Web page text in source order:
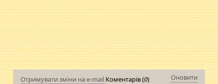
Отримувати зміни на e-mail Коментарів (0)
Оновити